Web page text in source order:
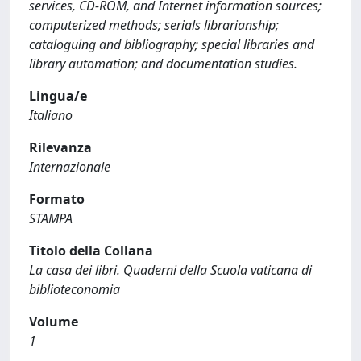
services, CD-ROM, and Internet information sources;
computerized methods; serials librarianship;
cataloguing and bibliography; special libraries and
library automation; and documentation studies.
Lingua/e
Italiano
Rilevanza
Internazionale
Formato
STAMPA
Titolo della Collana
La casa dei libri. Quaderni della Scuola vaticana di
biblioteconomia
Volume
1